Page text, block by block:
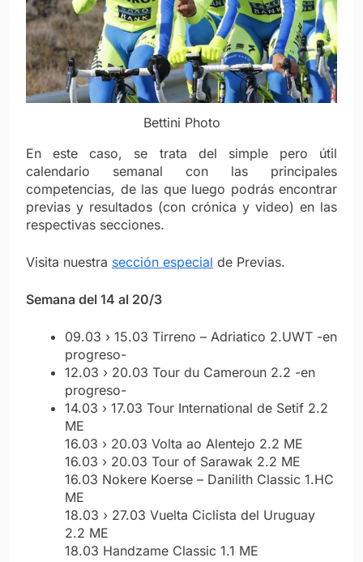
Bettini Photo
En este caso, se trata del simple pero útil
calendario semanal con las principales
competencias, de las que luego podrás encontrar
previas y resultados (con crónica y video) en las
respectivas secciones.
Visita nuestra sección especial de Previas.
Semana del 14 al 20/3
09.03 › 15.03 Tirreno – Adriatico 2.UWT -en
progreso-
12.03 › 20.03 Tour du Cameroun 2.2 -en
progreso-
14.03 › 17.03 Tour International de Setif 2.2
ME
16.03 › 20.03 Volta ao Alentejo 2.2 ME
16.03 › 20.03 Tour of Sarawak 2.2 ME
16.03 Nokere Koerse – Danilith Classic 1.HC
ME
18.03 › 27.03 Vuelta Ciclista del Uruguay
2.2 ME
18.03 Handzame Classic 1.1 ME